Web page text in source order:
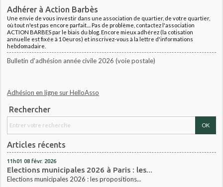
Adhérer à Action Barbès
Une envie de vous investir dans une association de quartier, de votre quartier,
où tout n'est pas encore parfait.... Pas de problème, contactez l'association
ACTION BARBES par le biais du blog. Encore mieux adhérez (la cotisation
annuelle est fixée à 10euros) et inscrivez-vous à la lettre d'informations
hebdomadaire.
Bulletin d'adhésion année civile 2026 (voie postale)
Adhésion en ligne sur HelloAsso
Rechercher
Articles récents
11h01 08 févr. 2026
Elections municipales 2026 à Paris : les...
Elections municipales 2026 : les propositions...